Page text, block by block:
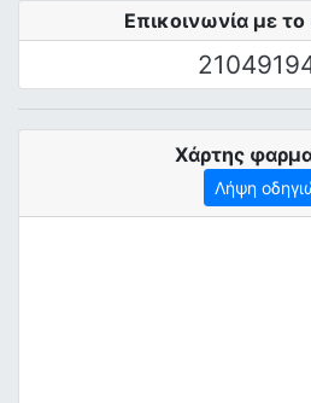
Επικοινωνία με
Χάρτης
Λήψη